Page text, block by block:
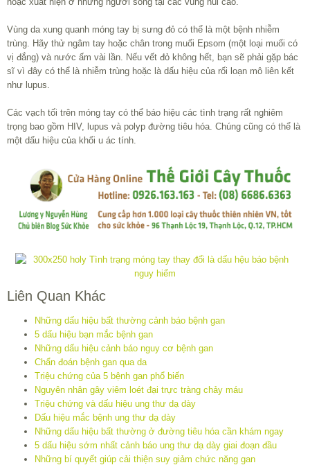
Vùng da xung quanh móng tay bị sưng đỏ có thể là một bệnh nhiễm
trùng. Hãy thử ngâm tay hoặc chân trong muối Epsom (một loại muối có
vị đắng) và nước ấm vài lần. Nếu vết đỏ không hết, bạn sẽ phải gặp bác
sĩ vì đây có thể là nhiễm trùng hoặc là dấu hiệu của rối loạn mô liên kết
như lupus.
Các vạch tối trên móng tay có thể báo hiệu các tình trạng rất nghiêm
trọng bao gồm HIV, lupus và polyp đường tiêu hóa. Chúng cũng có thể là
một dấu hiệu của khối u ác tính.
Liên Quan Khác
Những dấu hiệu bất thường cảnh báo bệnh gan
5 dấu hiệu bạn mắc bệnh gan
Những dấu hiệu cảnh báo nguy cơ bệnh gan
Chẩn đoán bệnh gan qua da
Triệu chứng của 5 bệnh gan phổ biến
Nguyên nhân gây viêm loét đại trực tràng chảy máu
Triệu chứng và dấu hiệu ung thư dạ dày
Dấu hiệu mắc bệnh ung thư dạ dày
Những dấu hiệu bất thường ở đường tiêu hóa cần khám ngay
5 dấu hiệu sớm nhất cảnh báo ung thư dạ dày giai đoạn đầu
Những bí quyết giúp cải thiện suy giảm chức năng gan